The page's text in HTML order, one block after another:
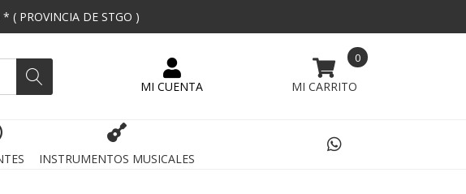
( PROVINCIA DE STGO )
0
INSTRUMENTOS MUSICALES